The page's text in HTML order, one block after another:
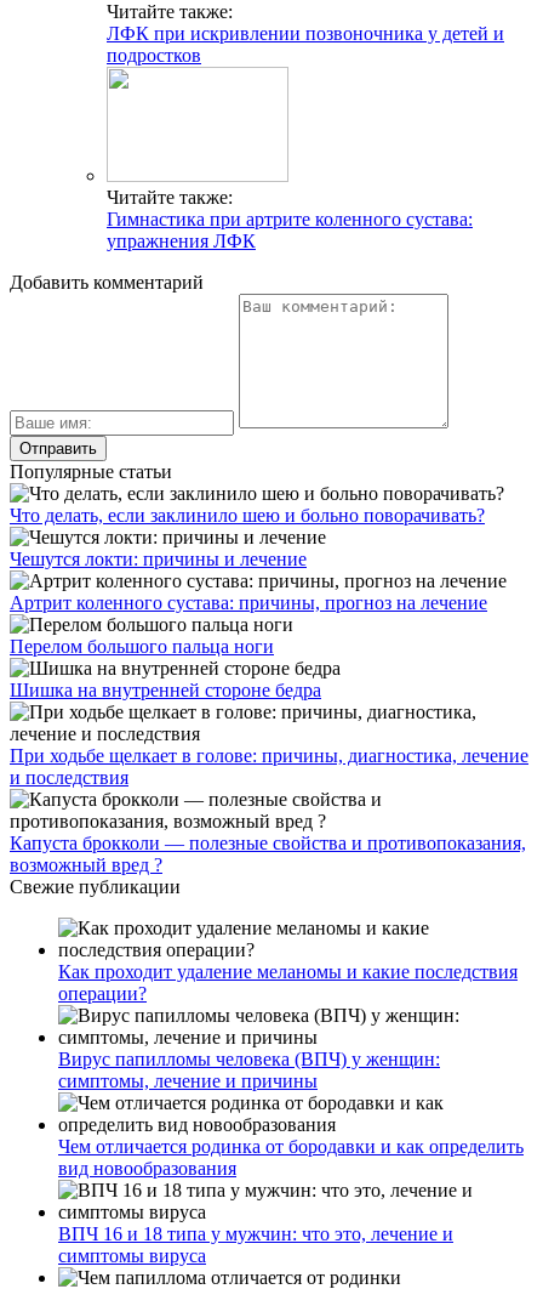
Читайте также:
ЛФК при искривлении позвоночника у детей и
подростков
Читайте также:
Гимнастика при артрите коленного сустава:
упражнения ЛФК
Добавить комментарий
Популярные статьи
Что делать, если заклинило шею и больно поворачивать?
Чешутся локти: причины и лечение
Артрит коленного сустава: причины, прогноз на лечение
Перелом большого пальца ноги
Шишка на внутренней стороне бедра
При ходьбе щелкает в голове: причины, диагностика, лечение
и последствия
Капуста брокколи — полезные свойства и противопоказания,
возможный вред ?
Свежие публикации
Как проходит удаление меланомы и какие последствия
операции?
Вирус папилломы человека (ВПЧ) у женщин:
симптомы, лечение и причины
Чем отличается родинка от бородавки и как определить
вид новообразования
ВПЧ 16 и 18 типа у мужчин: что это, лечение и
симптомы вируса